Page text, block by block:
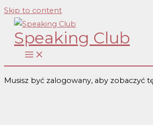
Skip to content
Speaking Club
Musisz być zalogowany, aby zobaczyć